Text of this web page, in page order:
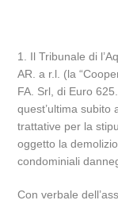
1. Il Tribunale di
AR. a r.l. (la
FA. Srl, di Euro
quest’ultima subito
trattative per la
oggetto la
condominiali
Con verbale